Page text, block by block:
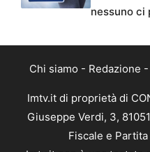
nessuno ci
Chi siamo - Redazione -
Imtv.it di proprietà di
Giuseppe Verdi, 3,
Fiscale e